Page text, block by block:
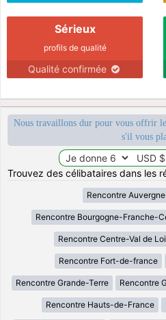
Sérieux
profils de qualité
Qualité confirmée
Nous travaillons dur pour vous offrir
s'il vous
Trouvez des célibataires dans les
Rencontre
Rencontre Bourgogne-Franche-
Rencontre Centre-Val de
Rencontre Fort-de-france
Rencontre Grande-Terre Rencontre
Rencontre Hauts-de-France